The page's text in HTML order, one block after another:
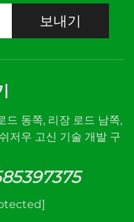
보내기
동쪽, 리장 로드 남쪽,
저우 고신 기술 개발 구